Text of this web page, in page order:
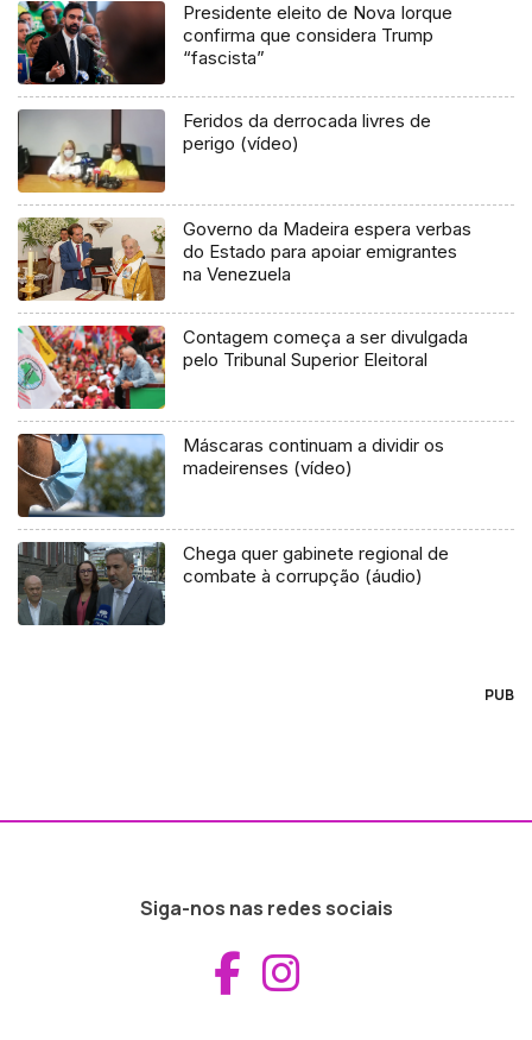
Presidente eleito de Nova Iorque
confirma que considera Trump
“fascista”
Feridos da derrocada livres de
perigo (vídeo)
Governo da Madeira espera verbas
do Estado para apoiar emigrantes
na Venezuela
Contagem começa a ser divulgada
pelo Tribunal Superior Eleitoral
Máscaras continuam a dividir os
madeirenses (vídeo)
Chega quer gabinete regional de
combate à corrupção (áudio)
PUB
Siga-nos nas redes sociais
Aceder ao